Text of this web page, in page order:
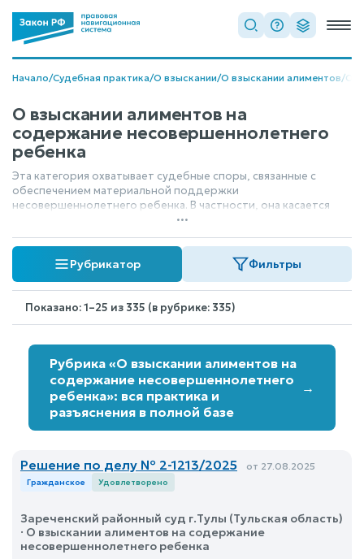
Начало/Судебная практика/О взыскании/О взыскании алиментов/О
О взыскании алиментов на
содержание несовершеннолетнего
ребенка
Эта категория охватывает судебные споры, связанные с
обеспечением материальной поддержки
несовершеннолетнего ребенка. В частности, она касается
ситуаций, когда родители договариваются или суд
устанавливает обязанность выплачивать алименты не в долях
от дохода, а в фиксированной, твердой денежной сумме.
Это применяется, когда доход плательщика нестабилен или
не поддается точному расчету.
...
Рубрикатор Фильтры
Показано: 1–25 из 335 (в рубрике: 335)
Рубрика «О взыскании алиментов на
содержание несовершеннолетнего
ребенка»: вся практика и
разъяснения в полной базе
→
Решение по делу № 2-1213/2025 от 27.08.2025
Гражданское Удовлетворено
Зареченский районный суд г.Тулы (Тульская область)
· О взыскании алиментов на содержание
несовершеннолетнего ребенка